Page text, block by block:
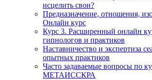
исцелить свои?
Предназначение, отношения,
Онлайн курс
Курс 3. Расширенный онлайн
гипнологов и практиков
Наставничество и экспертиза
опытных практиков
Часто задаваемые вопросы по
МЕТАИССКРА